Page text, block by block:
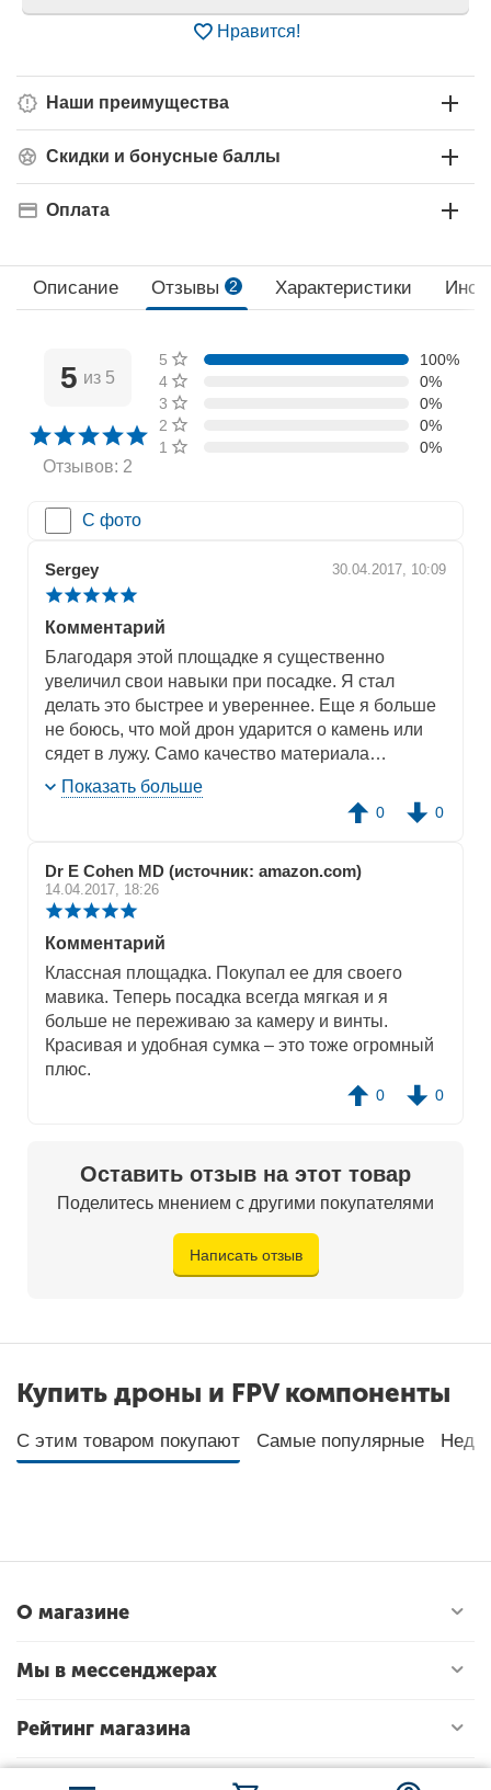
Нравится!
Наши преимущества
Скидки и бонусные баллы
Оплата
Описание Отзывы 2 Характеристики
5 из 5
Отзывов: 2
5 звёзд
100%
4 звезды
0%
3 звезды
0%
2 звезды
0%
1 звезда
0%
С фото
Sergey 30.04.2017, 10:09
Комментарий
Благодаря этой площадке я существенно
увеличил свои навыки при посадке. Я стал
делать это быстрее и увереннее. Еще я больше
не боюсь, что мой дрон ударится о камень или
сядет в лужу. Само качество материала
оказалось очень хорошим: площадка легко
моется и чистится. Самое главное, что ее легко
и быстро разложить и собрать, а специальные
Показать больше
0 0
Dr E Cohen MD (источник: amazon.com)
14.04.2017, 18:26
Комментарий
Классная площадка. Покупал ее для своего
мавика. Теперь посадка всегда мягкая и я
больше не переживаю за камеру и винты.
Красивая и удобная сумка – это тоже огромный
плюс.
0 0
Оставить отзыв на этот товар
Поделитесь мнением с другими покупателями
Написать отзыв
Купить дроны и FPV компоненты
С этим товаром покупают Самые популярные
О магазине
Мы в мессенджерах
Рейтинг магазина